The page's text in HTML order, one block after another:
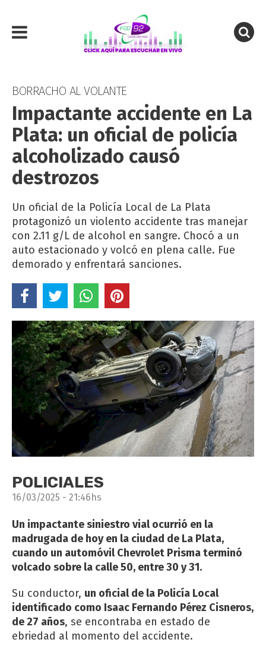
BORRACHO AL VOLANTE
Impactante accidente en La
Plata: un oficial de policía
alcoholizado causó
destrozos
Un oficial de la Policía Local de La Plata
protagonizó un violento accidente tras manejar
con 2.11 g/L de alcohol en sangre. Chocó a un
auto estacionado y volcó en plena calle. Fue
demorado y enfrentará sanciones.
POLICIALES
16/03/2025 - 21:46hs
Un impactante siniestro vial ocurrió en la
madrugada de hoy en la ciudad de La Plata,
cuando un automóvil Chevrolet Prisma terminó
volcado sobre la calle 50, entre 30 y 31.
Su conductor, un oficial de la Policía Local
identificado como Isaac Fernando Pérez Cisneros,
de 27 años, se encontraba en estado de
ebriedad al momento del accidente.